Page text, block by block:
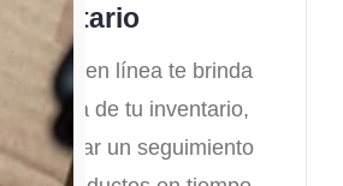
Inventario
en línea te brinda
de tu inventario,
realizar un seguimiento